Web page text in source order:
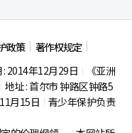
政策 著作权规定
2014年12月29日
《亚洲
地址 : 首尔市钟路区钟路5
月15日
青少年保护负责